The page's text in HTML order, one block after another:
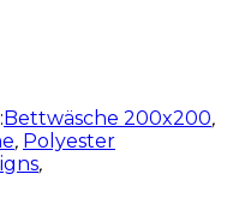
Bettwäsche 200x200,
, Polyester
,